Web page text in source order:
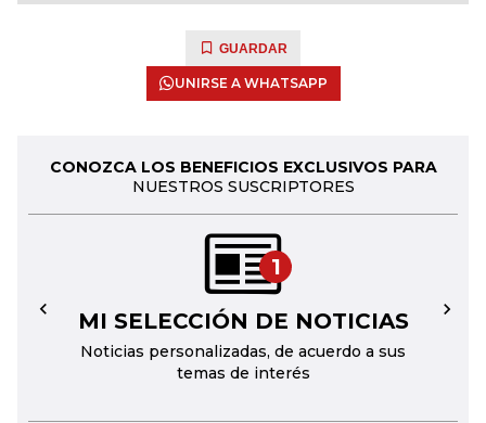
GUARDAR
UNIRSE A WHATSAPP
CONOZCA LOS BENEFICIOS EXCLUSIVOS PARA
NUESTROS SUSCRIPTORES
1
MI SELECCIÓN DE NOTICIAS
Noticias personalizadas, de acuerdo a sus
temas de interés
← →